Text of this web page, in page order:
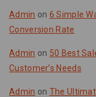
Admin on 6 Simple
Conversion Rate
Admin on 50 Best
Customer’s Needs
Admin on The